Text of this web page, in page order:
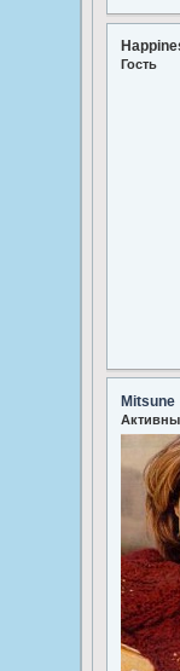
Гость
Mitsune